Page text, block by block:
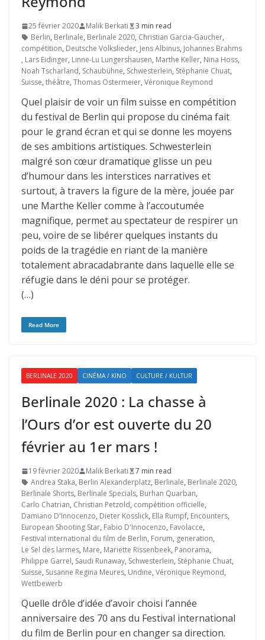
25 février 2020 Malik Berkati
3 min read
Berlin, Berlinale, Berlinale 2020, Christian Garcia-Gaucher,
compétition, Deutsche Volkslieder, Jens Albinus, Johannes Brahms
, Lars Eidinger, Linne-Lu Lungershausen, Marthe Keller, Nina Hoss,
Noah Tscharland, Schaubühne, Schwesterlein, Stéphanie Chuat,
Suisse, théâtre, Thomas Ostermeier, Véronique Reymond
Quel plaisir de voir un film suisse en compétition
du festival de Berlin qui propose du cinéma fait
pour le grand écran et qui se donne les moyens
de ses ambitions artistiques. Schwesterlein
malgré son cœur dramatique glisse un peu
d’humour dans les interstices narratives et
surtout, à travers la figure de la mère, jouée par
une Marthe Keller comme à l’accoutumée
magnifique, permet au spectateur de respirer un
peu, voire de se libérer quelques instants du
poids de la tragédie en riant de la manière
totalement abracadabrante dans laquelle elle se
réfugie dans le déni pour se protéger.
(…)
Read More
BERLINALE 2020 CINÉMA / KINO CULTURE / KULTUR
Berlinale 2020 : La chasse à
l’Ours d’or est ouverte du 20
février au 1er mars !
19 février 2020 Malik Berkati
7 min read
Andrea Staka, Berlin Alexanderplatz, Berlinale, Berlinale 2020,
Berlinale Shorts, Berlinale Specials, Burhan Quarban,
Carlo Chatrian, Christian Petzold, compétition officielle,
Damiano D'Innocenzo, Dieter Kosslick, Ella Rumpf, Encounters,
European Shooting Star, Fabio D'Innocenzo, Favolacce,
Festival international du film de Berlin, Forum, generation,
Le Sel des larmes, Mare, Mariette Rissenbeek, Panorama,
Philippe Garrel, Saudi Runaway, Schwesterlein, Stéphanie Chuat,
Suisse, Susanne Regina Meures, Undine, Véronique Reymond,
Wettbewerb
Quelle drôle d’idée d’avoir choisi l’année
anniversaire des 70 ans du Festival international
du film de Berlin pour en changer sa direction.